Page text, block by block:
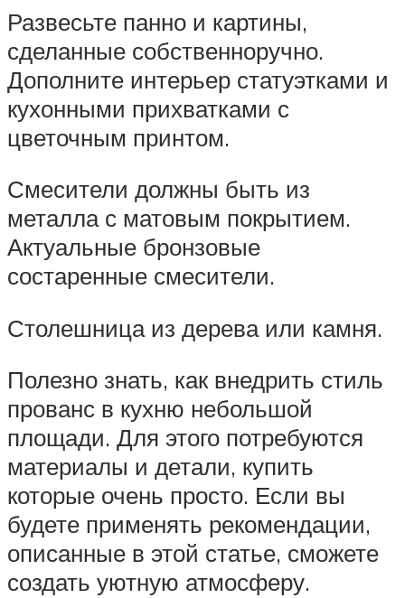
Развесьте панно и картины,
сделанные собственноручно.
Дополните интерьер статуэтками и
кухонными прихватками с
цветочным принтом.
Смесители должны быть из
металла с матовым покрытием.
Актуальные бронзовые
состаренные смесители.
Столешница из дерева или камня.
Полезно знать, как внедрить стиль
прованс в кухню небольшой
площади. Для этого потребуются
материалы и детали, купить
которые очень просто. Если вы
будете применять рекомендации,
описанные в этой статье, сможете
создать уютную атмосферу.